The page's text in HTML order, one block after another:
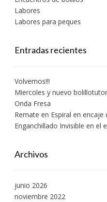
Labores
Labores para peques
Entradas recientes
Volvemos!!!
Miercoles y nuevo
Onda Fresa
Remate en Espiral en encaje
Enganchillado Invisible en el
Archivos
junio 2026
noviembre 2022